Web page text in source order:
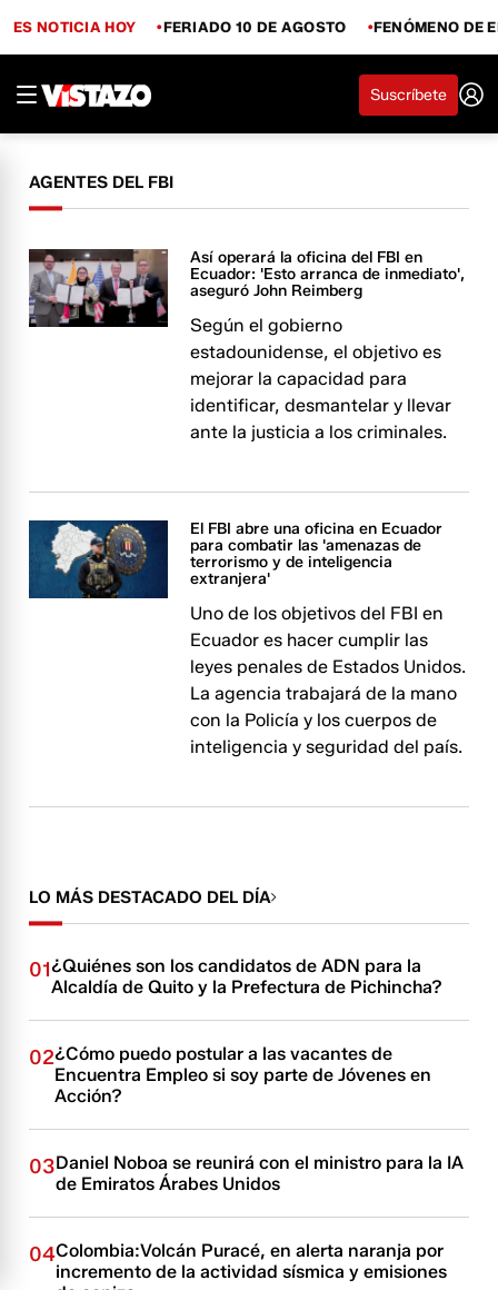
ES NOTICIA HOY FERIADO 10 DE AGOSTO FENÓMENO DE
Suscríbete
AGENTES DEL FBI
Así operará la oficina del FBI en
Ecuador: 'Esto arranca de inmediato',
aseguró John Reimberg
Según el gobierno
estadounidense, el objetivo es
mejorar la capacidad para
identificar, desmantelar y llevar
ante la justicia a los criminales.
El FBI abre una oficina en Ecuador
para combatir las 'amenazas de
terrorismo y de inteligencia
extranjera'
Uno de los objetivos del FBI en
Ecuador es hacer cumplir las
leyes penales de Estados Unidos.
La agencia trabajará de la mano
con la Policía y los cuerpos de
inteligencia y seguridad del país.
LO MÁS DESTACADO DEL DÍA
01¿Quiénes son los candidatos de ADN para la
Alcaldía de Quito y la Prefectura de Pichincha?
02¿Cómo puedo postular a las vacantes de
Encuentra Empleo si soy parte de Jóvenes en
Acción?
03Daniel Noboa se reunirá con el ministro para la IA
de Emiratos Árabes Unidos
04Colombia:Volcán Puracé, en alerta naranja por
incremento de la actividad sísmica y emisiones